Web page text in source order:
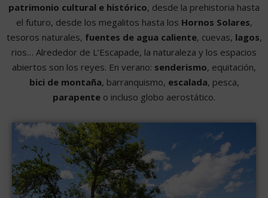
patrimonio cultural e histórico, desde la prehistoria hasta
el futuro, desde los megalitos hasta los Hornos Solares,
tesoros naturales, fuentes de agua caliente, cuevas, lagos,
rios… Alrededor de L’Escapade, la naturaleza y los espacios
abiertos son los reyes. En verano: senderismo, equitación,
bici de montaña, barranquismo, escalada, pesca,
parapente o incluso globo aerostático.